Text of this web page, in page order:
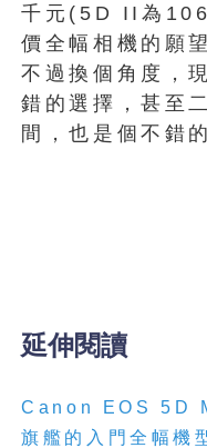
千元(5D II為
價全幅相機的願
不過換個角度，
錯的選擇，甚至
間，也是個不錯
延伸閱讀
Canon EOS 5D
旗艦的入門全幅機